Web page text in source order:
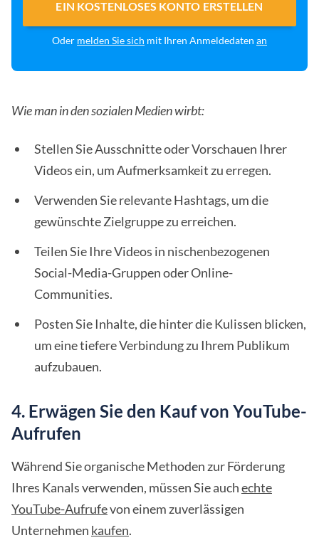
EIN KOSTENLOSES KONTO ERSTELLEN
Oder melden Sie sich mit Ihren Anmeldedaten an
Wie man in den sozialen Medien wirbt:
Stellen Sie Ausschnitte oder Vorschauen Ihrer
Videos ein, um Aufmerksamkeit zu erregen.
Verwenden Sie relevante Hashtags, um die
gewünschte Zielgruppe zu erreichen.
Teilen Sie Ihre Videos in nischenbezogenen
Social-Media-Gruppen oder Online-
Communities.
Posten Sie Inhalte, die hinter die Kulissen blicken,
um eine tiefere Verbindung zu Ihrem Publikum
aufzubauen.
4. Erwägen Sie den Kauf von YouTube-
Aufrufen
Während Sie organische Methoden zur Förderung
Ihres Kanals verwenden, müssen Sie auchechte
YouTube-Aufrufevon einem zuverlässigen
Unternehmen kaufen.